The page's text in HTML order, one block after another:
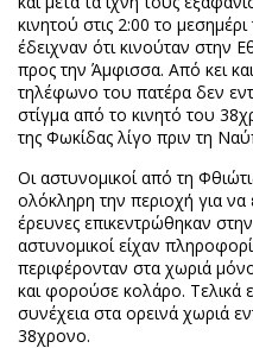
κινητού στις 2:00 το
έδειχναν ότι κινούταν στην
προς την Άμφισσα. Από κει
τηλέφωνο του πατέρα δεν
στίγμα από το κινητό του
της Φωκίδας λίγο πριν τη
Οι αστυνομικοί από τη
ολόκληρη την περιοχή για
έρευνες επικεντρώθηκαν
αστυνομικοί είχαν
περιφέρονταν στα χωριά
και φορούσε κολάρο. Τελικά
συνέχεια στα ορεινά χωριά
38χρονο.